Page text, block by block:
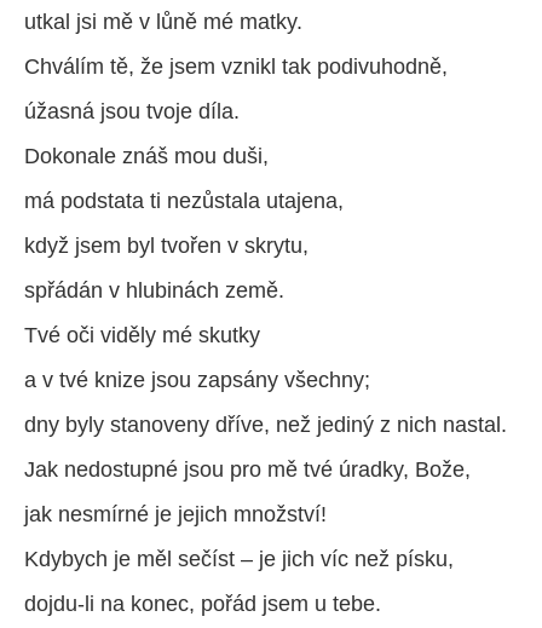
utkal jsi mě v lůně mé matky.
Chválím tě, že jsem vznikl tak podivuhodně,
úžasná jsou tvoje díla.
Dokonale znáš mou duši,
má podstata ti nezůstala utajena,
když jsem byl tvořen v skrytu,
spřádán v hlubinách země.
Tvé oči viděly mé skutky
a v tvé knize jsou zapsány všechny;
dny byly stanoveny dříve, než jediný z nich nastal.
Jak nedostupné jsou pro mě tvé úradky, Bože,
jak nesmírné je jejich množství!
Kdybych je měl sečíst – je jich víc než písku,
dojdu-li na konec, pořád jsem u tebe.